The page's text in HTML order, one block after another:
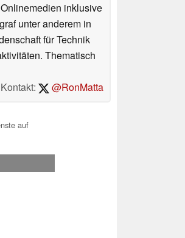
inklusive
unter anderem in
für Technik
Thematisch
Kontakt:
@RonMatta
auf